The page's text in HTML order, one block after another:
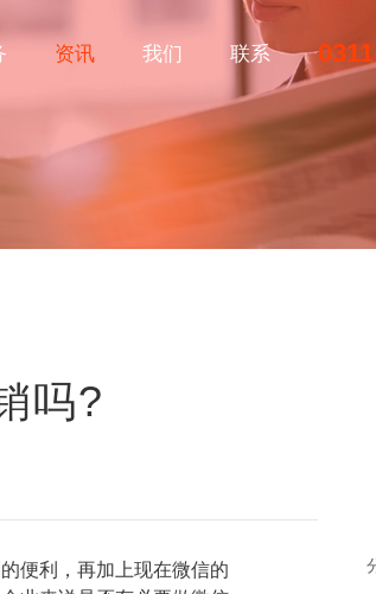
资讯 我们 联系
吗?
便利，再加上现在微信的